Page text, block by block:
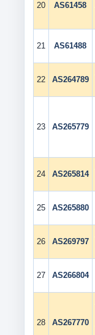
20 AS61458
21 AS61488
22 AS264789
23 AS265779
24 AS265814
25 AS265880
26 AS269797
27 AS266804
28 AS267770